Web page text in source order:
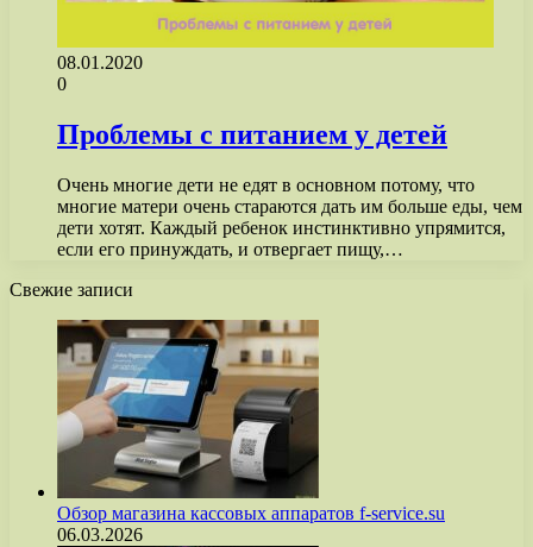
08.01.2020
0
Проблемы с питанием у детей
Очень многие дети не едят в основном потому, что
многие матери очень стараются дать им больше еды, чем
дети хотят. Каждый ребенок инстинктивно упрямится,
если его принуждать, и отвергает пищу,…
Свежие записи
Обзор магазина кассовых аппаратов f-service.su
06.03.2026